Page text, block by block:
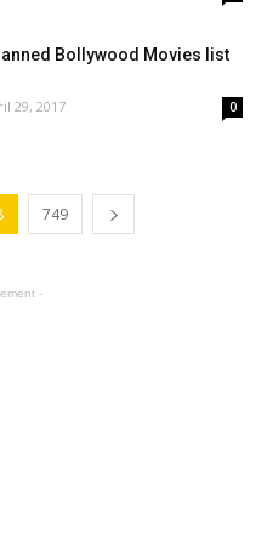
Bollywood Movies list
29, 2017 0
749
-